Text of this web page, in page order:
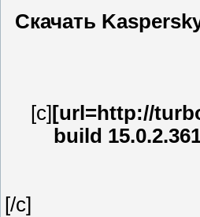
Скачать
[c] [url=http://
build
[/c]